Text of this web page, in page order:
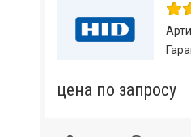
по запросу